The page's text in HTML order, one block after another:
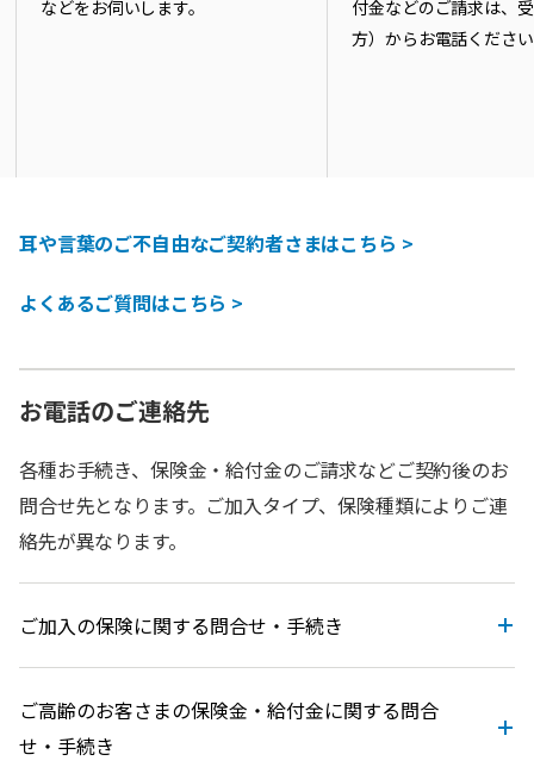
などをお伺いします。
付金などのご請求は、
方）からお電話くださ
耳や言葉のご不自由なご契約者さまはこちら >
よくあるご質問はこちら >
お電話のご連絡先
各種お手続き、保険金・給付金のご請求などご契約後のお
問合せ先となります。ご加入タイプ、保険種類によりご連
絡先が異なります。
ご加入の保険に関する問合せ・手続き
ご高齢のお客さまの保険金・給付金に関する問合
せ・手続き